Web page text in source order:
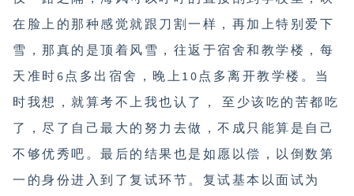
在脸上的那种感觉就跟刀割一样，再加上特别爱下
雪，那真的是顶着风雪，往返于宿舍和教学楼，每
天准时6点多出宿舍，晚上10点多离开教学楼。当
时我想，就算考不上我也认了， 至少该吃的苦都吃
了，尽了自己最大的努力去做，不成只能算是自己
不够优秀吧。最后的结果也是如愿以偿，以倒数第
一的身份进入到了复试环节。复试基本以面试为